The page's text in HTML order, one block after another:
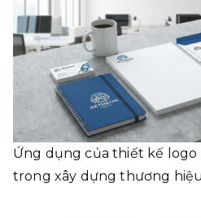
Ứng dụng của thiết kế
trong xây dựng thương hiệu